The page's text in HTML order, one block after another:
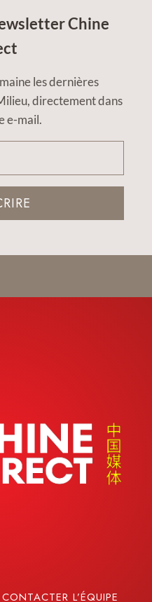
Chine
les dernières
directement dans
e-mail.
CONTACTER L’ÉQUIPE